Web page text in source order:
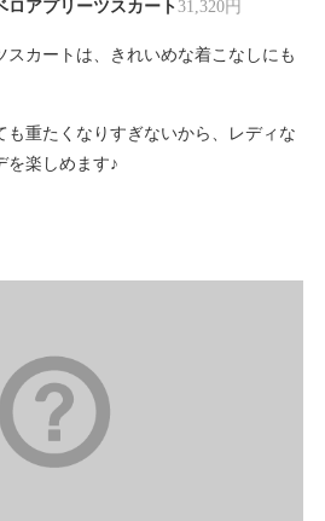
アプリーツスカート31,320円
スカートは、きれいめな着こなしにも
も重たくなりすぎないから、レディな
を楽しめます♪